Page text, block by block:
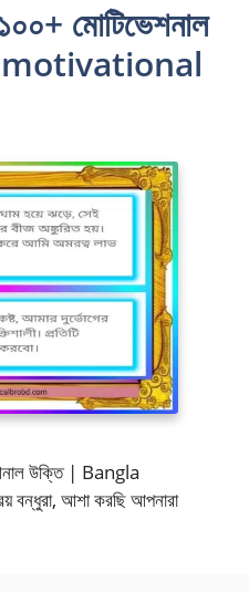
মোটিভেশনাল
উক্তি | Bangla
আশা করছি আপনারা